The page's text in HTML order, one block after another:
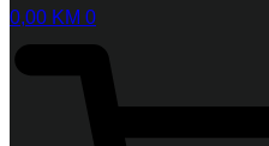
0,00 KM 0